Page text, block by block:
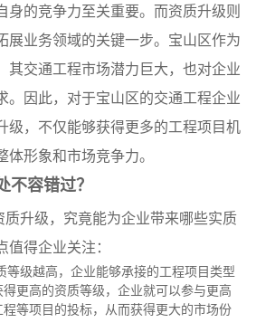
身的竞争力至关重要。而资质升级则
展业务领域的关键一步。宝山区作为
其交通工程市场潜力巨大，也对企业
。因此，对于宝山区的交通工程企业
级，不仅能够获得更多的工程项目机
形象和市场竞争力。
不容错过？
质升级，究竟能为企业带来哪些实质
得企业关注：
等级越高，企业能够承接的工程项目类型
更高的资质等级，企业就可以参与更高
等项目的投标，从而获得更大的市场份